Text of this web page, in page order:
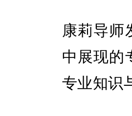
康莉导师
中展现的
专业知识